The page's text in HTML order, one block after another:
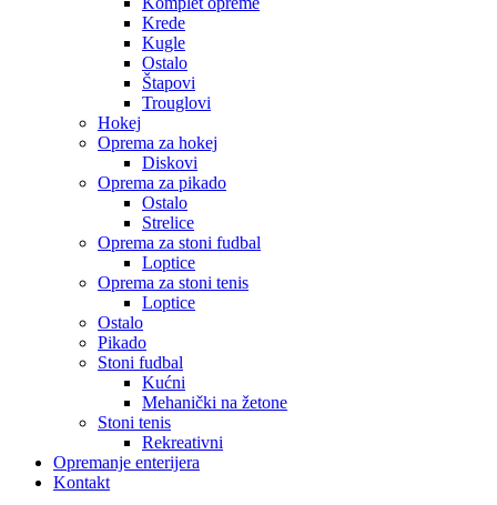
Krede
Kugle
Ostalo
Štapovi
Trouglovi
Hokej
Oprema za hokej
Diskovi
Oprema za pikado
Ostalo
Strelice
Oprema za stoni fudbal
Loptice
Oprema za stoni tenis
Loptice
Ostalo
Pikado
Stoni fudbal
Kućni
Mehanički na žetone
Stoni tenis
Rekreativni
Opremanje enterijera
Kontakt